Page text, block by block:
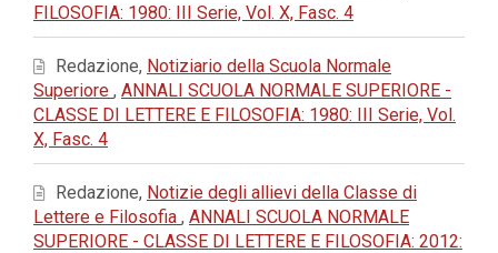
FILOSOFIA: 1980: III Serie, Vol. X, Fasc. 4
Redazione, Notiziario della Scuola Normale
Superiore , ANNALI SCUOLA NORMALE SUPERIORE -
CLASSE DI LETTERE E FILOSOFIA: 1980: III Serie, Vol.
X, Fasc. 4
Redazione, Notizie degli allievi della Classe di
Lettere e Filosofia , ANNALI SCUOLA NORMALE
SUPERIORE - CLASSE DI LETTERE E FILOSOFIA: 2012: